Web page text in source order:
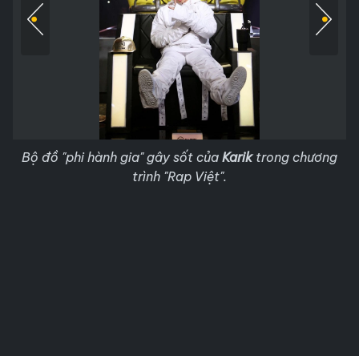
Bộ đồ "phi hành gia" gây sốt của Karik trong chương
trình "Rap Việt".